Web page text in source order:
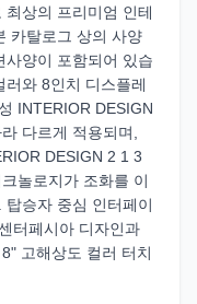
상의 프리미엄 인테
카탈로그 상의 사양
사양이 포함되어 있습
와 8인치 디스플레
INTERIOR DESIGN
다르게 적용되며,
DESIGN 2 1 3
놀로지가 조화를 이
승자 중심 인터페이
터페시아 디자인과
고해상도 컬러 터치